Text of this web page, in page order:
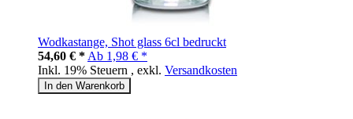
Wodkastange, Shot glass 6cl bedruckt
54,60 € * Ab 1,98 € *
Inkl. 19% Steuern , exkl. Versandkosten
In den Warenkorb